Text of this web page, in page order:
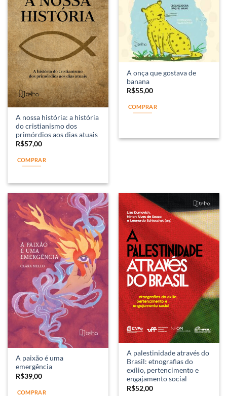
A nossa história: a história
do cristianismo dos
primórdios aos dias atuais
R$57,00
COMPRAR
A onça que gostava de
banana
R$55,00
COMPRAR
A paixão é uma
emergência
R$39,00
COMPRAR
A palestinidade através do
Brasil: etnografias do
exílio, pertencimento e
engajamento social
R$52,00